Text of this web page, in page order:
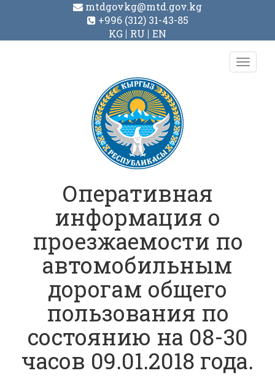
mtdgovkg@mtd.gov.kg
+996 (312) 31-43-85
KG
RU EN
Toggle
Оперативная
информация о
проезжаемости по
автомобильным
дорогам общего
пользования по
состоянию на 08-30
часов 09.01.2018 года.